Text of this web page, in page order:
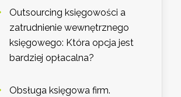
Outsourcing księgowości a
zatrudnienie wewnętrznego
księgowego: Która opcja jest
bardziej opłacalna?
Obsługa księgowa firm.